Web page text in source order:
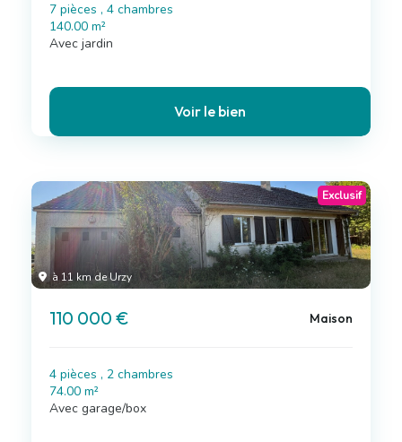
7 pièces , 4 chambres
140.00 m²
Avec jardin
Voir le bien
à 11 km de Urzy
Exclusif
110 000 € Maison
4 pièces , 2 chambres
74.00 m²
Avec garage/box